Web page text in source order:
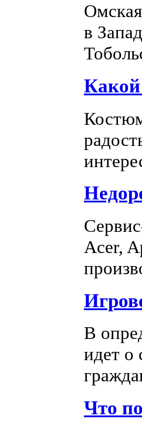
в
Acer,
В
идет о
Что